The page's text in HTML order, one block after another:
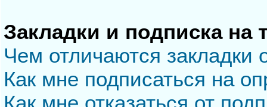
Закладки и подписка на
Чем отличаются закладки
Как мне подписаться на